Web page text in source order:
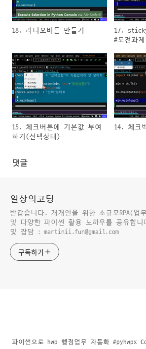
18. 라디오버튼 만들기
17.
#도전과제
15. 체크버튼에 기본값 부여
하기(선택상태)
14. 체크
댓글
일상의코딩
반갑습니다. 개개인을 위한 소규모RPA(업
및 다양한 파이썬 활용 노하우를 공유합니
및 잡담 : martinii.fun@gmail.com
구독하기
파이썬으로 hwp 행정업무 자동화 #pyhwpx